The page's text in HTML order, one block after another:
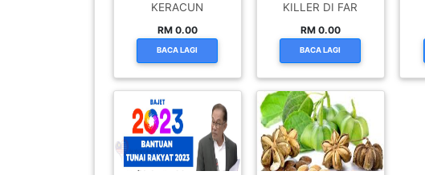
KERACUN
RM 0.00
BACA LAGI
KILLER DI FAR
RM 0.00
BACA LAGI